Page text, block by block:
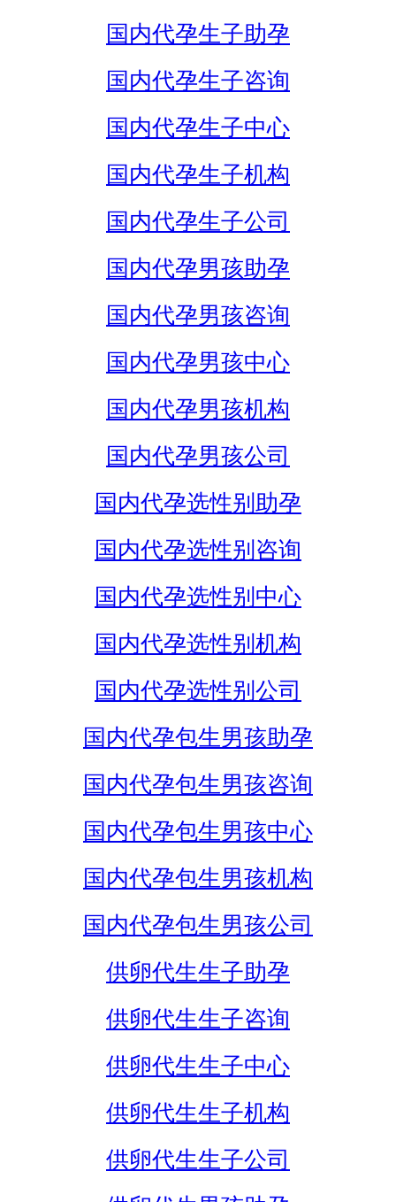
国内代孕生子助孕
国内代孕生子咨询
国内代孕生子中心
国内代孕生子机构
国内代孕生子公司
国内代孕男孩助孕
国内代孕男孩咨询
国内代孕男孩中心
国内代孕男孩机构
国内代孕男孩公司
国内代孕选性别助孕
国内代孕选性别咨询
国内代孕选性别中心
国内代孕选性别机构
国内代孕选性别公司
国内代孕包生男孩助孕
国内代孕包生男孩咨询
国内代孕包生男孩中心
国内代孕包生男孩机构
国内代孕包生男孩公司
供卵代生生子助孕
供卵代生生子咨询
供卵代生生子中心
供卵代生生子机构
供卵代生生子公司